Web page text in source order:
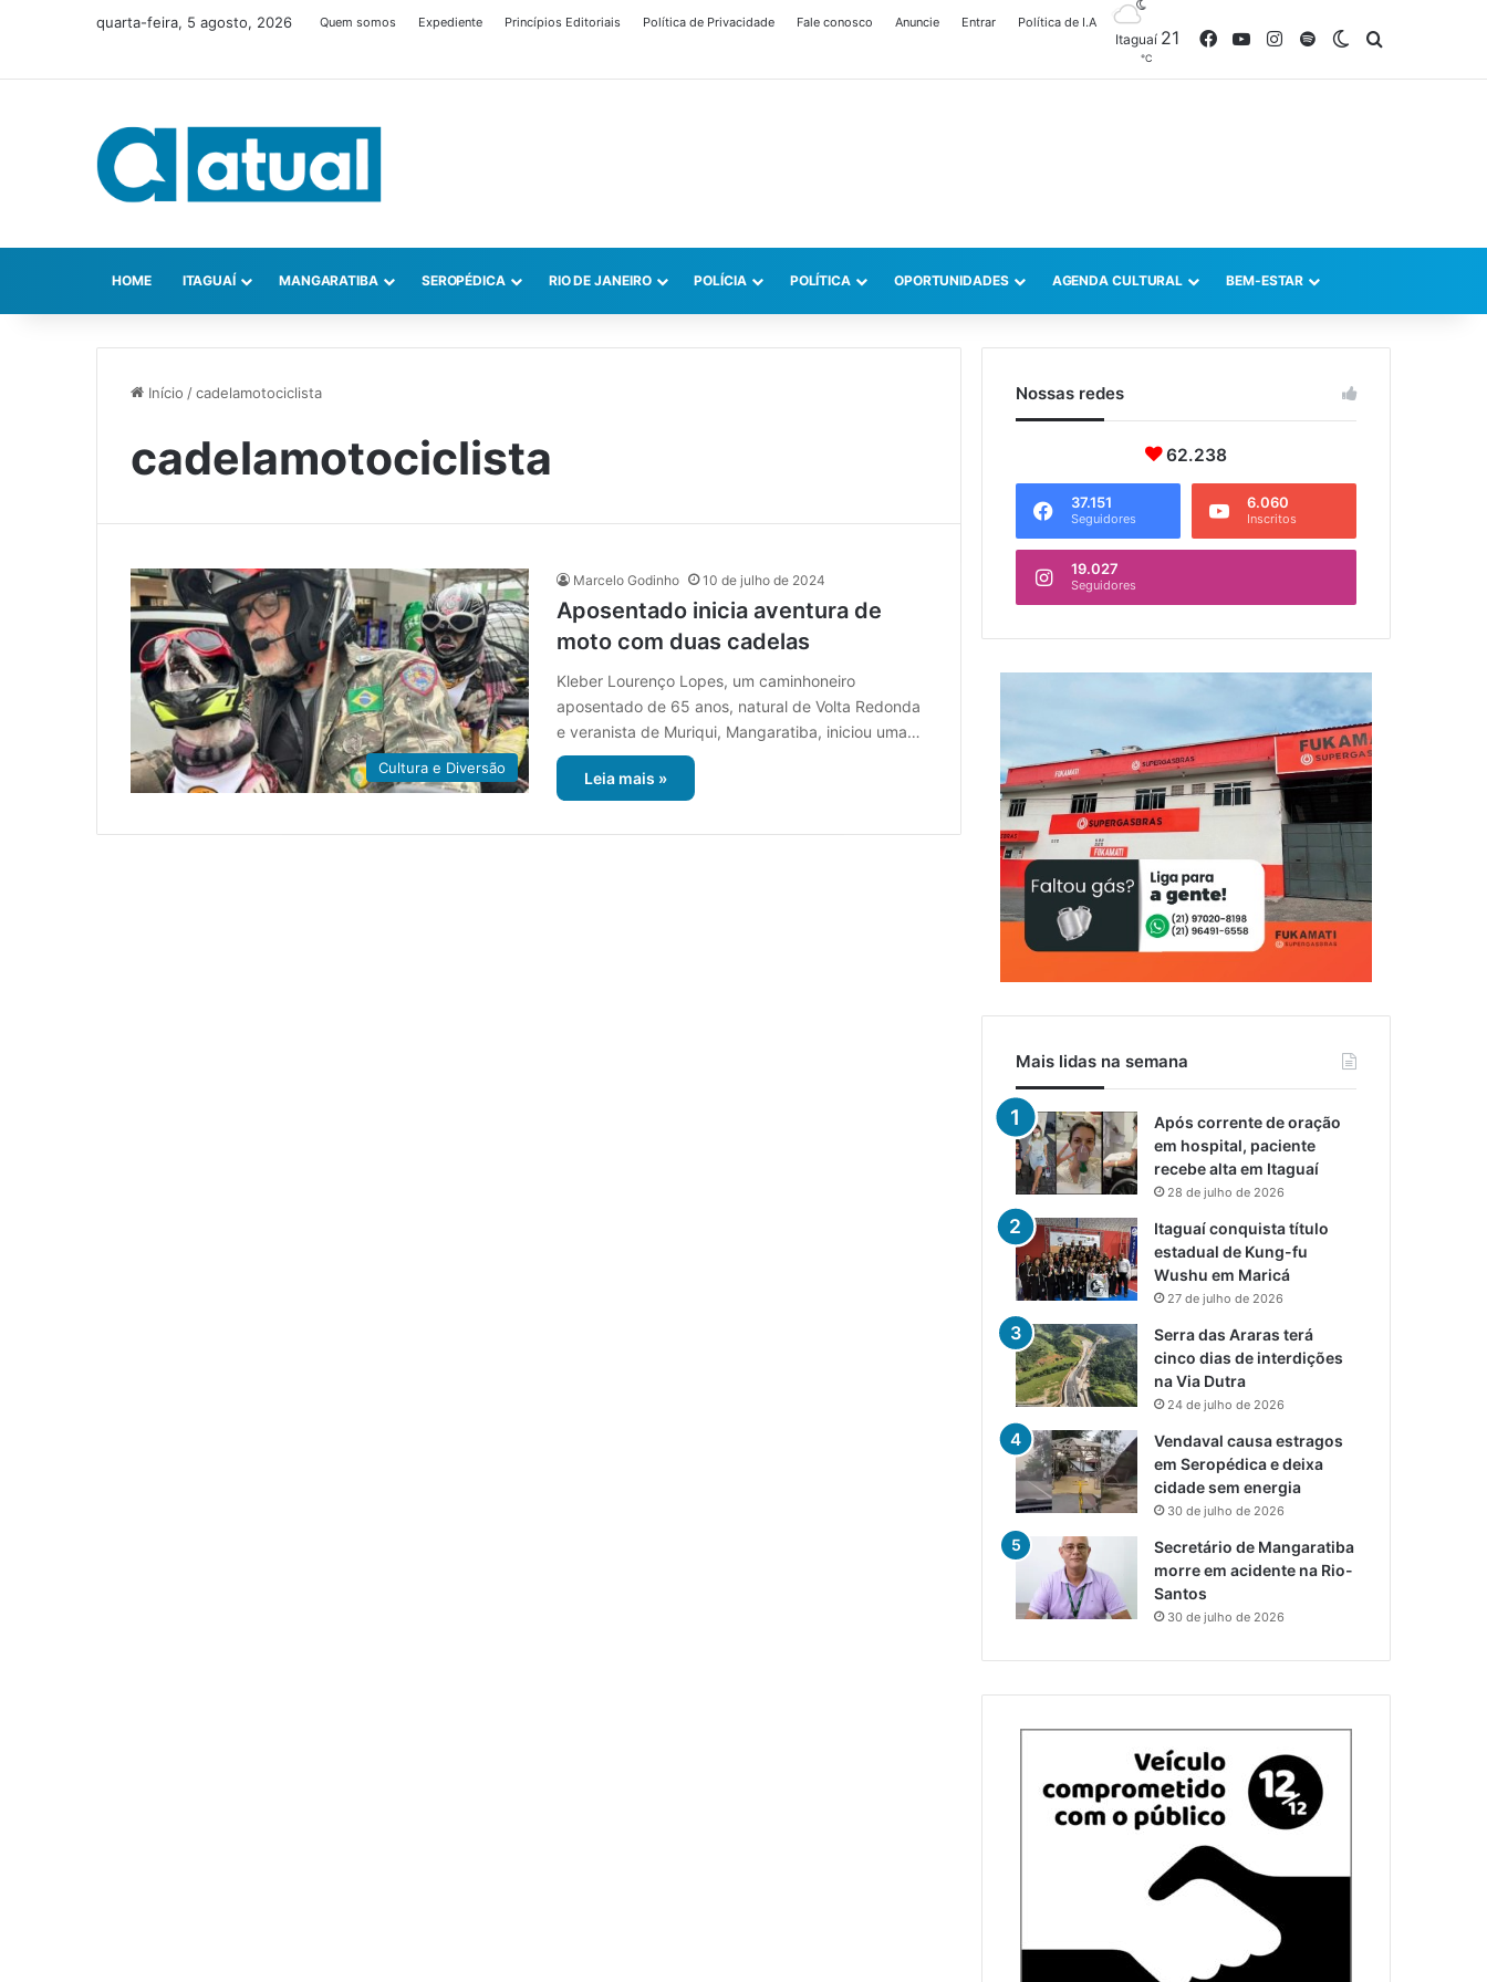
quarta-feira, 5 agosto, 2026 Quem somos Expediente Princípios Editoriais Política de Privacidade Fale conosco Anuncie Entrar Política de I.A
Itaguaí 21
℃
FacebookYouTubeInstagram
SpotifySwitch skin
HOME ITAGUAÍ MANGARATIBA SEROPÉDICA RIO DE JANEIRO POLÍCIA POLÍTICA OPORTUNIDADES AGENDA CULTURAL BEM-ESTAR
Início /cadelamotociclista
cadelamotociclista
Cultura e Diversão
Marcelo Godinho 10 de julho de 2024
Aposentado inicia aventura de
moto com duas cadelas
Kleber Lourenço Lopes, um caminhoneiro
aposentado de 65 anos, natural de Volta Redonda
e veranista de Muriqui, Mangaratiba, iniciou uma…
Leia mais »
Nossas redes
62.238
37.151
Seguidores
6.060
Inscritos
19.027
Seguidores
Mais lidas na semana
Após corrente de oração
em hospital, paciente
recebe alta em Itaguaí
28 de julho de 2026
Itaguaí conquista título
estadual de Kung-fu
Wushu em Maricá
27 de julho de 2026
Serra das Araras terá
cinco dias de interdições
na Via Dutra
24 de julho de 2026
Vendaval causa estragos
em Seropédica e deixa
cidade sem energia
30 de julho de 2026
Secretário de Mangaratiba
morre em acidente na Rio-
Santos
30 de julho de 2026